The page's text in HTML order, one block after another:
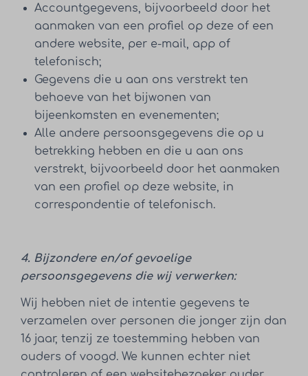
Accountgegevens, bijvoorbeeld door het
aanmaken van een profiel op deze of een
andere website, per e-mail, app of
telefonisch;
Gegevens die u aan ons verstrekt ten
behoeve van het bijwonen van
bijeenkomsten en evenementen;
Alle andere persoonsgegevens die op u
betrekking hebben en die u aan ons
verstrekt, bijvoorbeeld door het aanmaken
van een profiel op deze website, in
correspondentie of telefonisch.
4. Bijzondere en/of gevoelige
persoonsgegevens die wij verwerken:
Wij hebben niet de intentie gegevens te
verzamelen over personen die jonger zijn dan
16 jaar, tenzij ze toestemming hebben van
ouders of voogd. We kunnen echter niet